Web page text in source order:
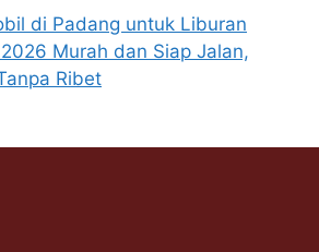
di Padang untuk Liburan
Murah dan Siap Jalan,
Ribet